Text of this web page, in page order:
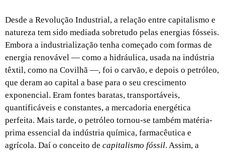
Desde a Revolução Industrial, a relação entre capitalismo e
natureza tem sido mediada sobretudo pelas energias fósseis.
Embora a industrialização tenha começado com formas de
energia renovável — como a hidráulica, usada na indústria
têxtil, como na Covilhã —, foi o carvão, e depois o petróleo,
que deram ao capital a base para o seu crescimento
exponencial. Eram fontes baratas, transportáveis,
quantificáveis e constantes, a mercadoria energética
perfeita. Mais tarde, o petróleo tornou-se também matéria-
prima essencial da indústria química, farmacêutica e
agrícola. Daí o conceito de capitalismo fóssil. Assim, a